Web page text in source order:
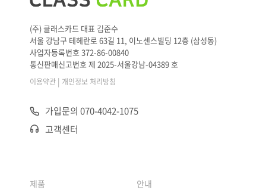
(주) 클래스카드 대표 김준수
서울 강남구 테헤란로 63길 11, 이노센스빌딩 12층 (삼성동)
사업자등록번호 372-86-00840
통신판매신고번호 제 2025-서울강남-04389 호
이용약관 | 개인정보 처리방침
가입문의 070-4042-1075
고객센터
제품 안내